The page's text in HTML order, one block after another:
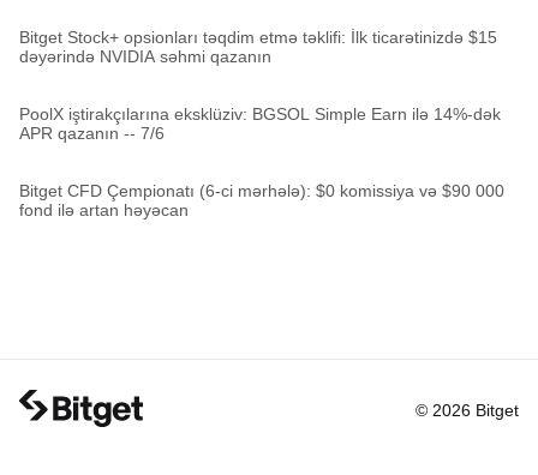
Bitget Stock+ opsionları təqdim etmə təklifi: İlk ticarətinizdə $15
dəyərində NVIDIA səhmi qazanın
PoolX iştirakçılarına eksklüziv: BGSOL Simple Earn ilə 14%-dək
APR qazanın -- 7/6
Bitget CFD Çempionatı (6-ci mərhələ): $0 komissiya və $90 000
fond ilə artan həyəcan
© 2026 Bitget